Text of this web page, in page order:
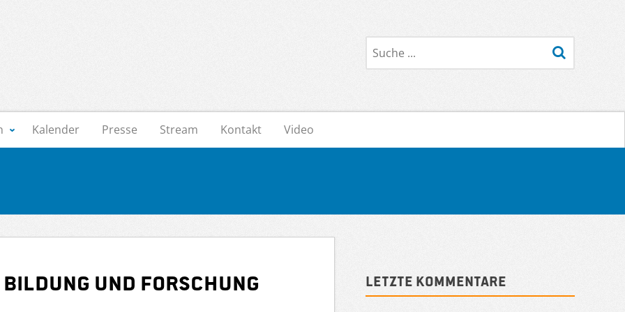
Suche
Kalender Presse Stream Kontakt Video
Bildung und Forschung Letzte Kommentare